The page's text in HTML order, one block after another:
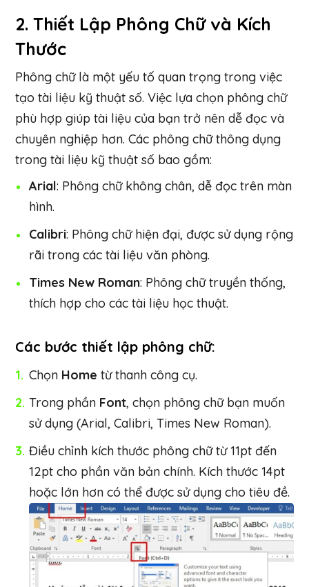
2.Thiết Lập Phông Chữ và Kích
Thước
Phông chữ là một yếu tố quan trọng trong việc
tạo tài liệu kỹ thuật số. Việc lựa chọn phông chữ
phù hợp giúp tài liệu của bạn trở nên dễ đọc và
chuyên nghiệp hơn. Các phông chữ thông dụng
trong tài liệu kỹ thuật số bao gồm:
Arial: Phông chữ không chân, dễ đọc trên màn
hình.
Calibri: Phông chữ hiện đại, được sử dụng rộng
rãi trong các tài liệu văn phòng.
Times New Roman: Phông chữ truyền thống,
thích hợp cho các tài liệu học thuật.
Các bước thiết lập phông chữ:
Chọn Home từ thanh công cụ.
Trong phần Font, chọn phông chữ bạn muốn
sử dụng (Arial, Calibri, Times New Roman).
Điều chỉnh kích thước phông chữ từ 11pt đến
12pt cho phần văn bản chính. Kích thước 14pt
hoặc lớn hơn có thể được sử dụng cho tiêu đề.